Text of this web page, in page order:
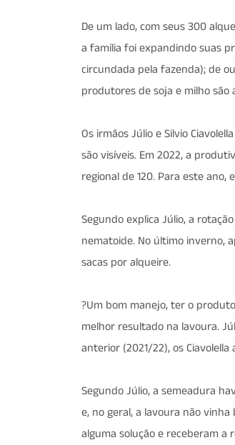
De um lado, com seus 300
a família foi expandindo suas
circundada pela fazenda); de
produtores de soja e milho são
Os irmãos Júlio e Silvio
são visíveis. Em 2022, a
regional de 120. Para este
Segundo explica Júlio, a
nematoide. No último inverno,
sacas por alqueire.
?Um bom manejo, ter o
melhor resultado na lavoura.
anterior (2021/22), os
Segundo Júlio, a semeadura
e, no geral, a lavoura não
alguma solução e receberam a